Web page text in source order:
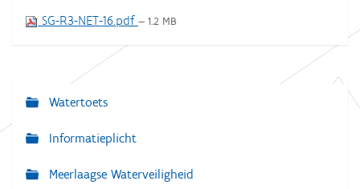
SG-R3-NET-16.pdf — 1.2 MB
N
a
i
Watertoets
Informatieplicht
Meerlaagse Waterveiligheid